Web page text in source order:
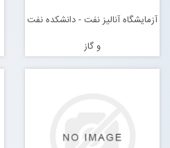
Open submenu (معرفی آزمایشگاه های تحقیقاتی)
آزمایشگاه آنالیز نفت - دانشکده نفت
و گاز